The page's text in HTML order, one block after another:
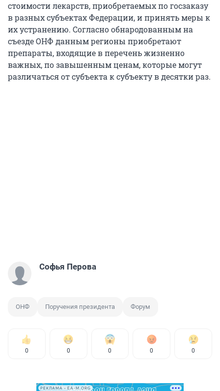
стоимости лекарств, приобретаемых по госзаказу
в разных субъектах Федерации, и принять меры к
их устранению. Согласно обнародованным на
съезде ОНФ данным регионы приобретают
препараты, входящие в перечень жизненно
важных, по завышенным ценам, которые могут
различаться от субъекта к субъекту в десятки раз.
Софья Перова
ОНФ Поручения президента Форум
0 0 0 0 0
РЕКЛАМА • EA-M.ORG